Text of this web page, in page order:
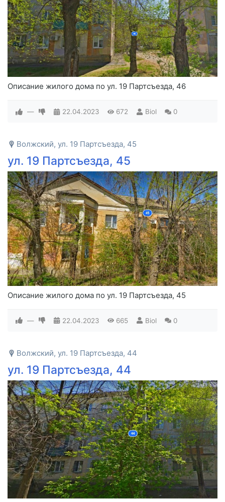
Описание жилого дома по ул. 19 Партсъезда, 46
— 22.04.2023 672 Biol 0
Волжский, ул. 19 Партсъезда, 45
ул. 19 Партсъезда, 45
Описание жилого дома по ул. 19 Партсъезда, 45
— 22.04.2023 665 Biol 0
Волжский, ул. 19 Партсъезда, 44
ул. 19 Партсъезда, 44